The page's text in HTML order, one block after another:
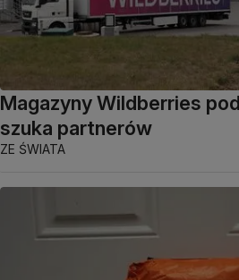
Magazyny Wildberries
szuka partnerów
ZE ŚWIATA